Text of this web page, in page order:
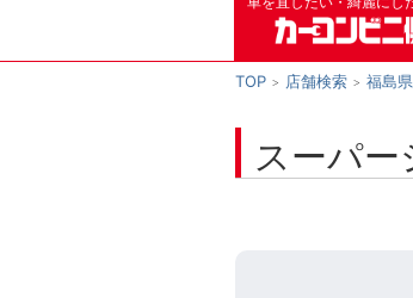
TOP 店舗検索 福島県
スーパ